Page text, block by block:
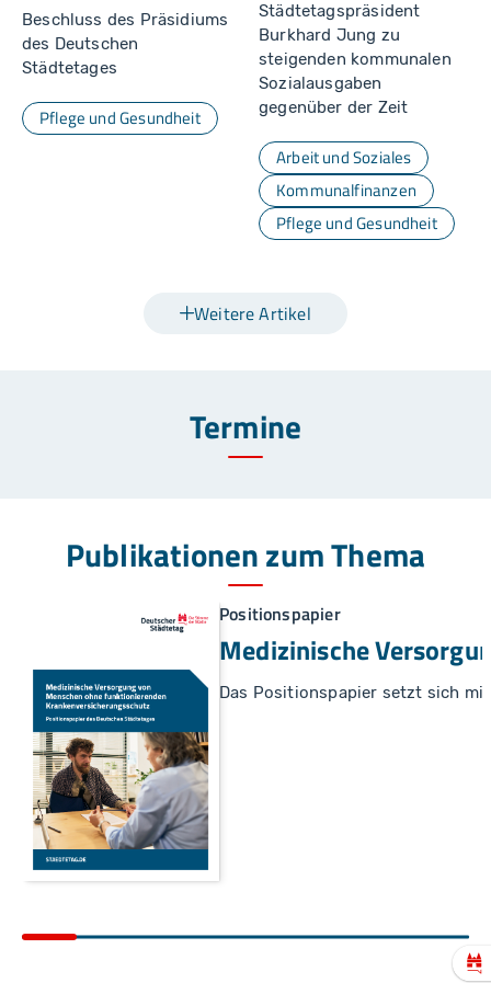
Beschluss des Präsidiums
des Deutschen
Städtetages
Pflege und Gesundheit
Städtetagspräsident
Burkhard Jung zu
steigenden kommunalen
Sozialausgaben
gegenüber der Zeit
Arbeit und Soziales
Kommunalfinanzen
Pflege und Gesundheit
Weitere Artikel
Termine
Publikationen zum Thema
Positionspapier
Medizinische
Das Positionspapier setzt sich